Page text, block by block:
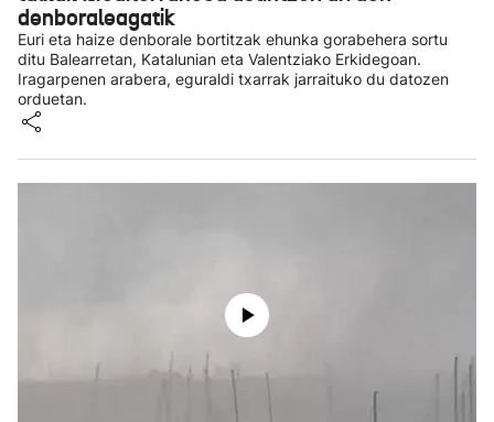
denboraleagatik
Euri eta haize denborale bortitzak ehunka gorabehera sortu
ditu Balearretan, Katalunian eta Valentziako Erkidegoan.
Iragarpenen arabera, eguraldi txarrak jarraituko du datozen
orduetan.